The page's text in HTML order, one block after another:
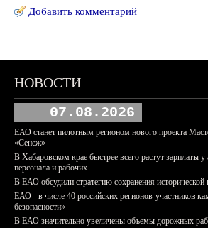
Добавить комментарий
НОВОСТИ
07.08.2026
ЕАО станет пилотным регионом нового проекта
«Сенеж»
В Хабаровском крае быстрее всего растут зарплаты
персонала и рабочих
В ЕАО обсудили стратегию сохранения исторической
ЕАО - в числе 40 российских регионов-участников
безопасности»
В ЕАО значительно увеличены объемы дорожных